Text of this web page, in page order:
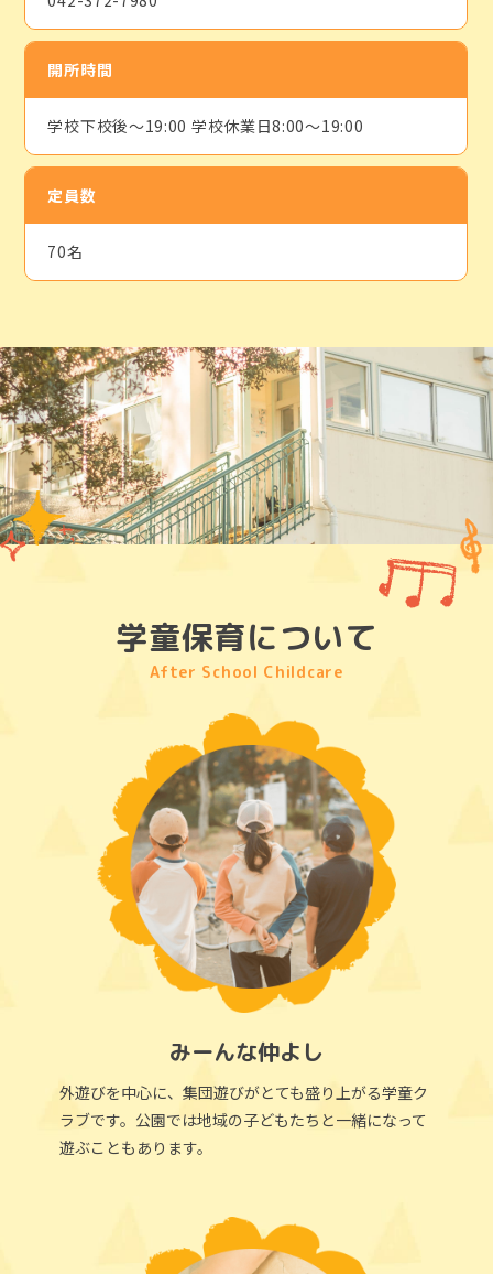
開所時間
学校下校後～19:00 学校休業日8:00～19:00
定員数
70名
学童保育について
After School Childcare
みーんな仲よし
外遊びを中心に、集団遊びがとても盛り上がる学童ク
ラブです。公園では地域の子どもたちと一緒になって
遊ぶこともあります。